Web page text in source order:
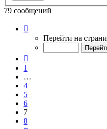
79 сообщений
Перейти на
1
…
4
5
6
7
8